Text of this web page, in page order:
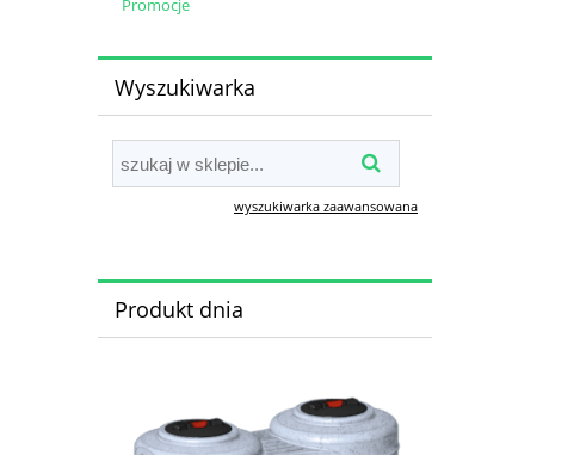
Promocje
Wyszukiwarka
wyszukiwarka zaawansowana
Produkt dnia